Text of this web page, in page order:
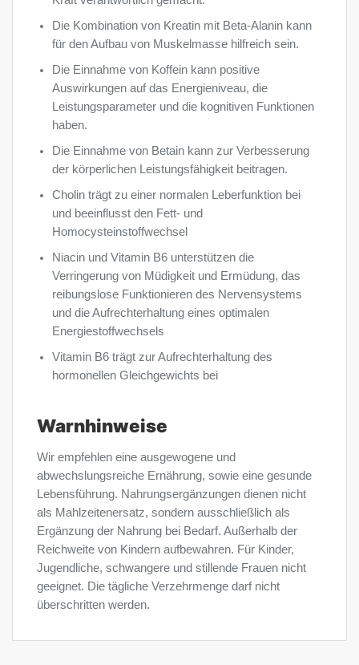
Die Kombination von Kreatin mit Beta-Alanin kann
für den Aufbau von Muskelmasse hilfreich sein.
Die Einnahme von Koffein kann positive
Auswirkungen auf das Energieniveau, die
Leistungsparameter und die kognitiven Funktionen
haben.
Die Einnahme von Betain kann zur Verbesserung
der körperlichen Leistungsfähigkeit beitragen.
Cholin trägt zu einer normalen Leberfunktion bei
und beeinflusst den Fett- und
Homocysteinstoffwechsel
Niacin und Vitamin B6 unterstützen die
Verringerung von Müdigkeit und Ermüdung, das
reibungslose Funktionieren des Nervensystems
und die Aufrechterhaltung eines optimalen
Energiestoffwechsels
Vitamin B6 trägt zur Aufrechterhaltung des
hormonellen Gleichgewichts bei
Warnhinweise
Wir empfehlen eine ausgewogene und
abwechslungsreiche Ernährung, sowie eine gesunde
Lebensführung. Nahrungsergänzungen dienen nicht
als Mahlzeitenersatz, sondern ausschließlich als
Ergänzung der Nahrung bei Bedarf. Außerhalb der
Reichweite von Kindern aufbewahren. Für Kinder,
Jugendliche, schwangere und stillende Frauen nicht
geeignet. Die tägliche Verzehrmenge darf nicht
überschritten werden.